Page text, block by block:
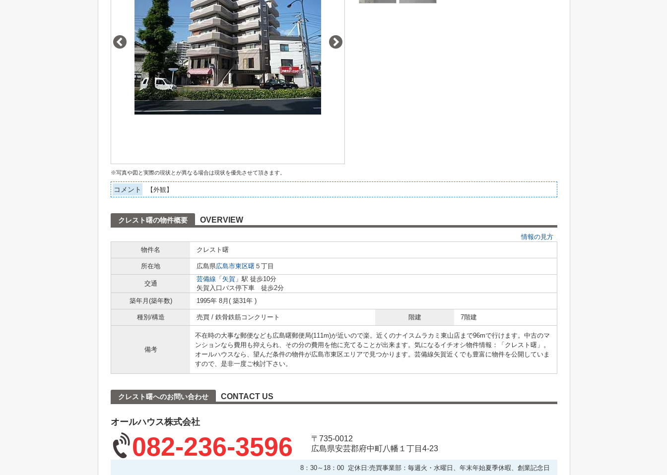
※写真や図と実際の現状とが異なる場合は現状を優先させて頂きます。
コメント 【外観】
クレスト曙の物件概要 OVERVIEW
情報の見方
物件名
クレスト曙
所在地 広島県広島市東区曙 ５丁目
交通
芸備線 「 矢賀 」駅 徒歩10分
矢賀入口バス停下車 徒歩2分
築年月(築年数)
1995年 8月( 築31年 )
種別/構造 売買 / 鉄骨鉄筋コンクリート 階建 7階建
備考
不在時の大事な郵便なども広島曙郵便局(111m)が近いので楽。近くのナイスムラカミ東山店まで96mで行けます。中古のマ
ンションなら費用も抑えられ、その分の費用を他に充てることが出来ます。気になるイチオシ物件情報：「クレスト曙」。
オールハウスなら、望んだ条件の物件が広島市東区エリアで見つかります。芸備線矢賀近くでも豊富に物件を公開していま
すので、是非一度ご検討下さい。
クレスト曙へのお問い合わせ CONTACT US
オールハウス株式会社
082-236-3596
〒735-0012
広島県安芸郡府中町八幡１丁目4-23
8：30～18：00 定休日:売買事業部：毎週火・水曜日、年末年始夏季休暇、創業記念日